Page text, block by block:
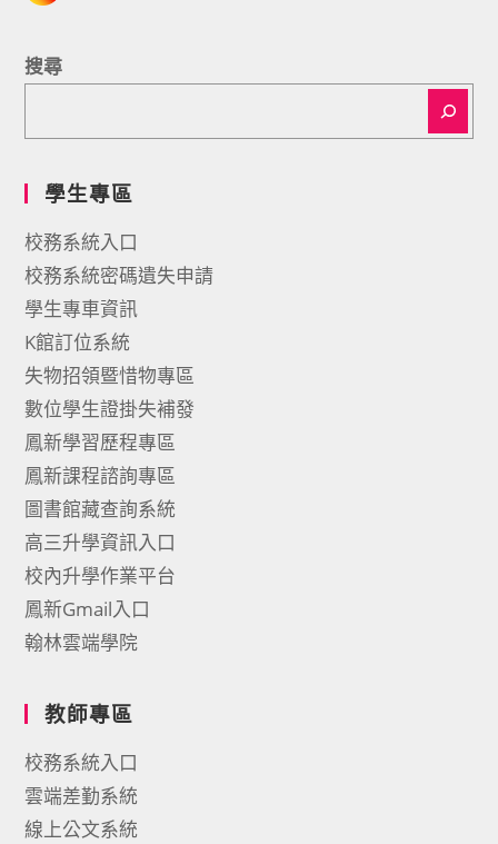
搜尋
學生專區
校務系統入口
校務系統密碼遺失申請
學生專車資訊
K館訂位系統
失物招領暨惜物專區
數位學生證掛失補發
鳳新學習歷程專區
鳳新課程諮詢專區
圖書館藏查詢系統
高三升學資訊入口
校內升學作業平台
鳳新Gmail入口
翰林雲端學院
教師專區
校務系統入口
雲端差勤系統
線上公文系統